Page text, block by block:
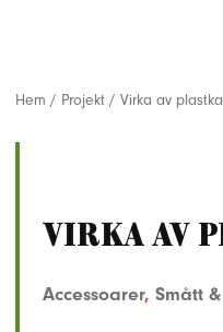
Hem / Projekt / Virka av
Virka av
Accessoarer, Smått